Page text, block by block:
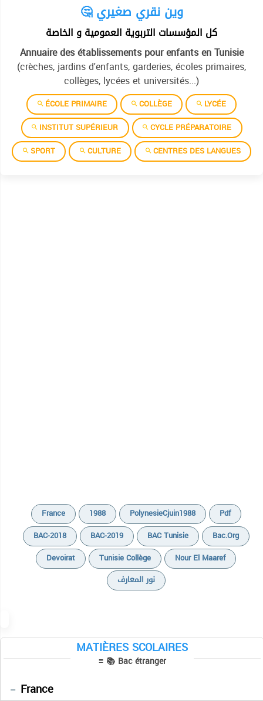
🤔 وين نقري صغيري
كل المؤسسات التربوية العمومية و الخاصة
Annuaire des établissements pour enfants en Tunisie
(crèches, jardins d'enfants, garderies, écoles primaires,
collèges, lycées et universités...)
ÉCOLE PRIMAIRE COLLÈGE
LYCÉE
INSTITUT SUPÉRIEUR
CYCLE PRÉPARATOIRE
SPORT
CULTURE CENTRES DES LANGUES
France 1988 PolynesieCjuin1988
Pdf
BAC-2018
BAC-2019 BAC Tunisie
Bac.org
Devoirat
Tunisie Collège
Nour El Maaref
نور المعارف
MATIÈRES SCOLAIRES
≡ 📚 Bac étranger
Mauritanie
Sciences naturelles
France